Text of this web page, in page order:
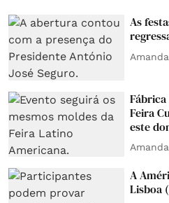
As
Feira
este
A
Lisboa